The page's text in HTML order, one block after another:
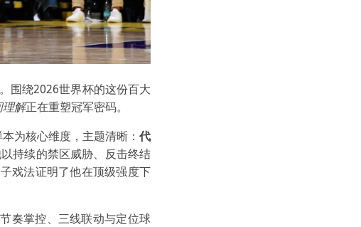
围绕2026世界杯的这份百大
理解正在重塑冠军密码。
为核心维度，主题清晰： 代
持续的禁区威胁、反击终结
戏法证明了他在顶级强度下
奏掌控、三线联动与定位球